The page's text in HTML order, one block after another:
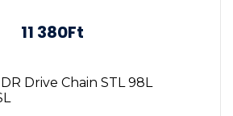
11 380Ft
Drive Chain STL 98L